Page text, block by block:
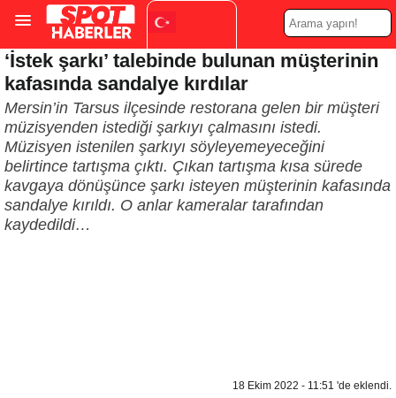
Turkish ▼
‘İstek şarkı’ talebinde bulunan müşterinin
kafasında sandalye kırdılar
Mersin’in Tarsus ilçesinde restorana gelen bir müşteri
müzisyenden istediği şarkıyı çalmasını istedi.
Müzisyen istenilen şarkıyı söyleyemeyeceğini
belirtince tartışma çıktı. Çıkan tartışma kısa sürede
kavgaya dönüşünce şarkı isteyen müşterinin kafasında
sandalye kırıldı. O anlar kameralar tarafından
kaydedildi…
18 Ekim 2022 - 11:51 'de eklendi.